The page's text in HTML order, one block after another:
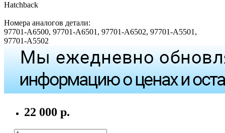
Hatchback
Номера аналогов детали:
97701-A6500, 97701-A6501, 97701-A6502, 97701-A5501,
97701-A5502
22 000 р.